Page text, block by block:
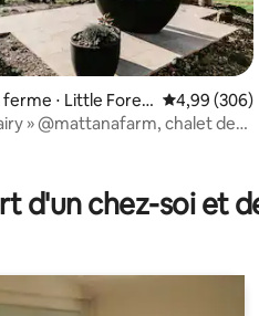
la base de 412 commentaires :
ferme ⋅ Little Fores
Évaluation
4,99 (306)
» @mattanafarm, chalet de
d'un chez-soi et